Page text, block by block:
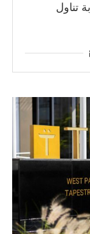
تناول